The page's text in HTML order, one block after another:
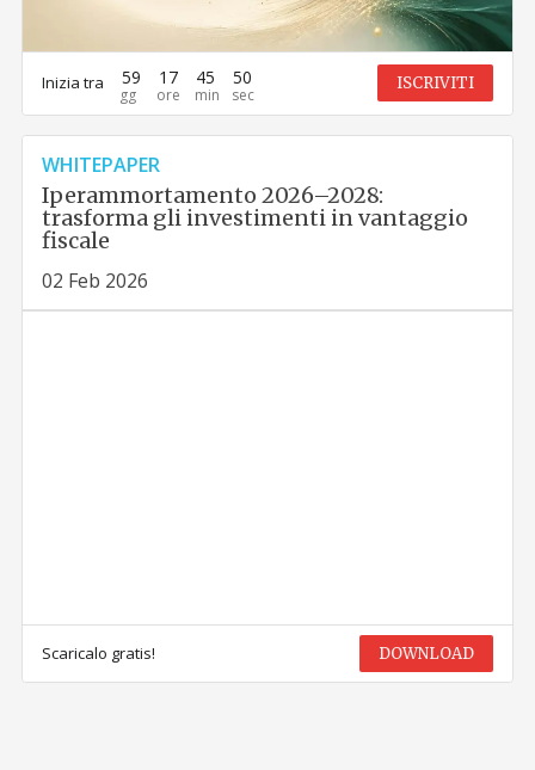
Inizia tra 59 17 45 49 ISCRIVITI
WHITEPAPER
Iperammortamento 2026–2028:
trasforma gli investimenti in vantaggio
fiscale
02 Feb 2026
Scaricalo gratis! DOWNLOAD